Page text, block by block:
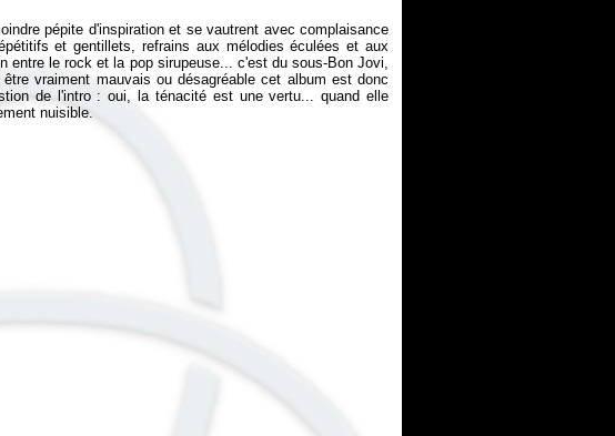
pépite d'inspiration et se vautrent avec complaisance
et gentillets, refrains aux mélodies éculées et aux
le rock et la pop sirupeuse... c'est du sous-Bon Jovi,
vraiment mauvais ou désagréable cet album est donc
de l'intro : oui, la ténacité est une vertu... quand elle
nuisible.